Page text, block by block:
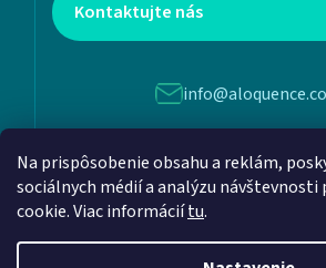
Na prispôsobenie obsahu a reklám,
sociálnych médií a analýzu návštevnosti
cookie. Viac informáciítu.
Kontaktujte nás
Martina Benku 6, 952